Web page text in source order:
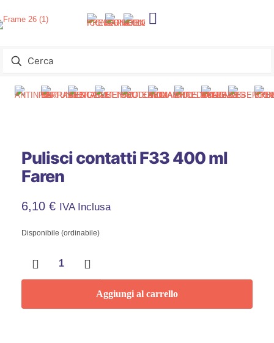
Pulisci contatti F33 400 ml
Faren
6,10 € IVA Inclusa
Disponibile (ordinabile)
F33
Faren
Aggiungi al carrello